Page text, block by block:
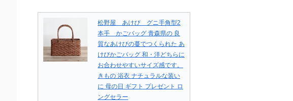
松野屋 あけび グニ手角型2
本手 かごバッグ 青森県の 良
質なあけびの蔓でつくられた あ
けびかごバッグ 和・洋どちらに
お合わせやすいサイズ感です。
きもの 浴衣 ナチュラルな装い
に 母の日 ギフト プレゼント ロ
ングセラー